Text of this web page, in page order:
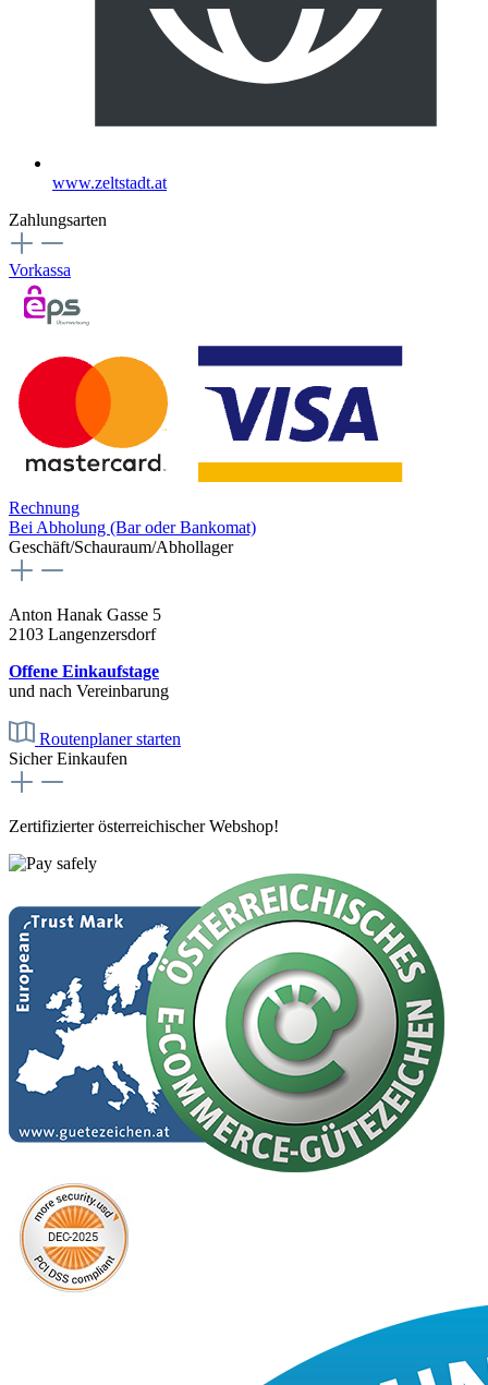
www.zeltstadt.at
Zahlungsarten
Vorkassa
Rechnung
Bei Abholung (Bar oder Bankomat)
Geschäft/Schauraum/Abhollager
Anton Hanak Gasse 5
2103 Langenzersdorf
Offene Einkaufstage
und nach Vereinbarung
Routenplaner starten
Sicher Einkaufen
Zertifizierter österreichischer Webshop!